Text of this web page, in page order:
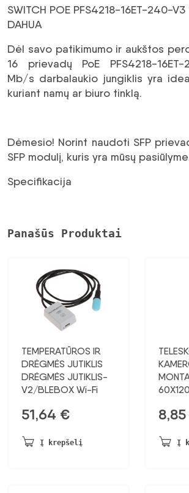
SWITCH POE PFS4218-16ET-240-V3
DAHUA
Dėl savo patikimumo ir aukštos
16 prievadų PoE PFS4218-
Mb/s darbalaukio jungiklis yra
kuriant namų ar biuro tinklą.
Dėmesio! Norint naudoti SFP
SFP modulį, kuris yra mūsų
Specifikacija
Panašūs Produktai
TEMPERATŪROS IR
DRĖGMĖS JUTIKLIS
DRĖGMĖS JUTIKLIS-
V2/BLEBOX Wi-Fi
51,64 €
Į krepšelį
8,85
Į